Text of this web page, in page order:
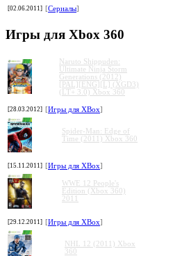
[02.06.2011] [Сериалы]
Игры для Xbox 360
Naruto Shippuden:
Ultimate Ninja Storm
Generations (2012)
[PAL][ENG][L] (XGD3)
(LT+ 3.0) Xbox 360
[28.03.2012] [Игры для XBox]
Spider-Man: Edge of
Time (2011) Xbox 360
[15.11.2011] [Игры для XBox]
WWE 12 People's
Edition (Xbox 360)
2011
[29.12.2011] [Игры для XBox]
NHL 12 (2011) Xbox
360